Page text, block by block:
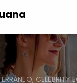
CELEBRITY